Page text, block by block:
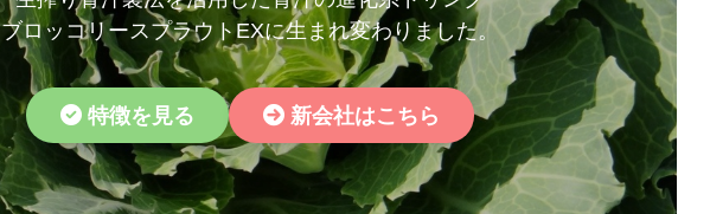
ブロッコリースプラウトEXに生まれ変わりました。
特徴を見る 新会社はこちら